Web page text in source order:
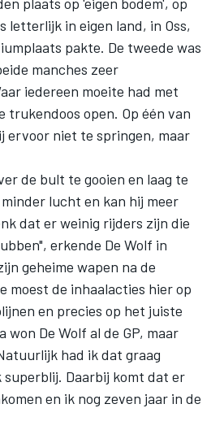
letterlijk in eigen land, in Oss,
pakte. De tweede was
manches zeer
iedereen moeite had met
trukendoos open. Op één van
ervoor niet te springen, maar
de bult te gooien en laag te
lucht en kan hij meer
dat er weinig rijders zijn die
erkende De Wolf in
geheime wapen na de
moest de inhaalacties hier op
en precies op het juiste
won De Wolf al de GP, maar
had ik dat graag
superblij. Daarbij komt dat er
en ik nog zeven jaar in de